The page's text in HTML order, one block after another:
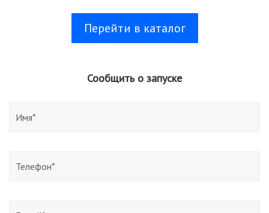
Перейти в каталог
Сообщить о запуске